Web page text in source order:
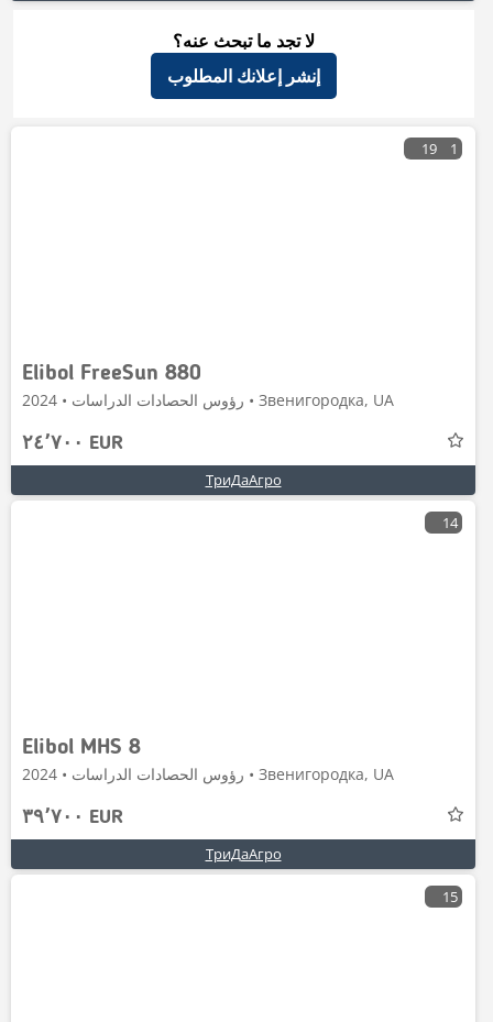
لا تجد ما تبحث عنه؟
إنشر إعلانك المطلوب
19 1
Elibol FreeSun 880
رؤوس الحصادات الدراسات • 2024 • Звенигородка, UA
٢٤٬٧٠٠ EUR
ТриДаАгро
14
Elibol MHS 8
رؤوس الحصادات الدراسات • 2024 • Звенигородка, UA
٣٩٬٧٠٠ EUR
ТриДаАгро
15